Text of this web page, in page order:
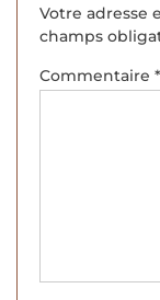
Votre adresse
champs
Commentaire *